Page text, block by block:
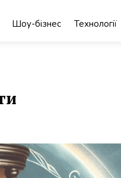
Шоу-бізнес Технології